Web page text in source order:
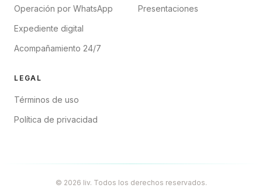
Operación por WhatsApp
Expediente digital
Acompañamiento 24/7
Presentaciones
LEGAL
Términos de uso
Política de privacidad
© 2026 liv. Todos los derechos reservados.